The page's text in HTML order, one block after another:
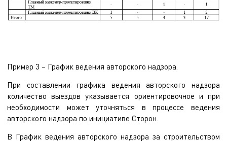
Пример 3 – График ведения авторского надзора.
При составлении графика ведения авторского надзора
количество выездов указывается ориентировочное и при
необходимости может уточняться в процессе ведения
авторского надзора по инициативе Сторон.
В График ведения авторского надзора за строительством